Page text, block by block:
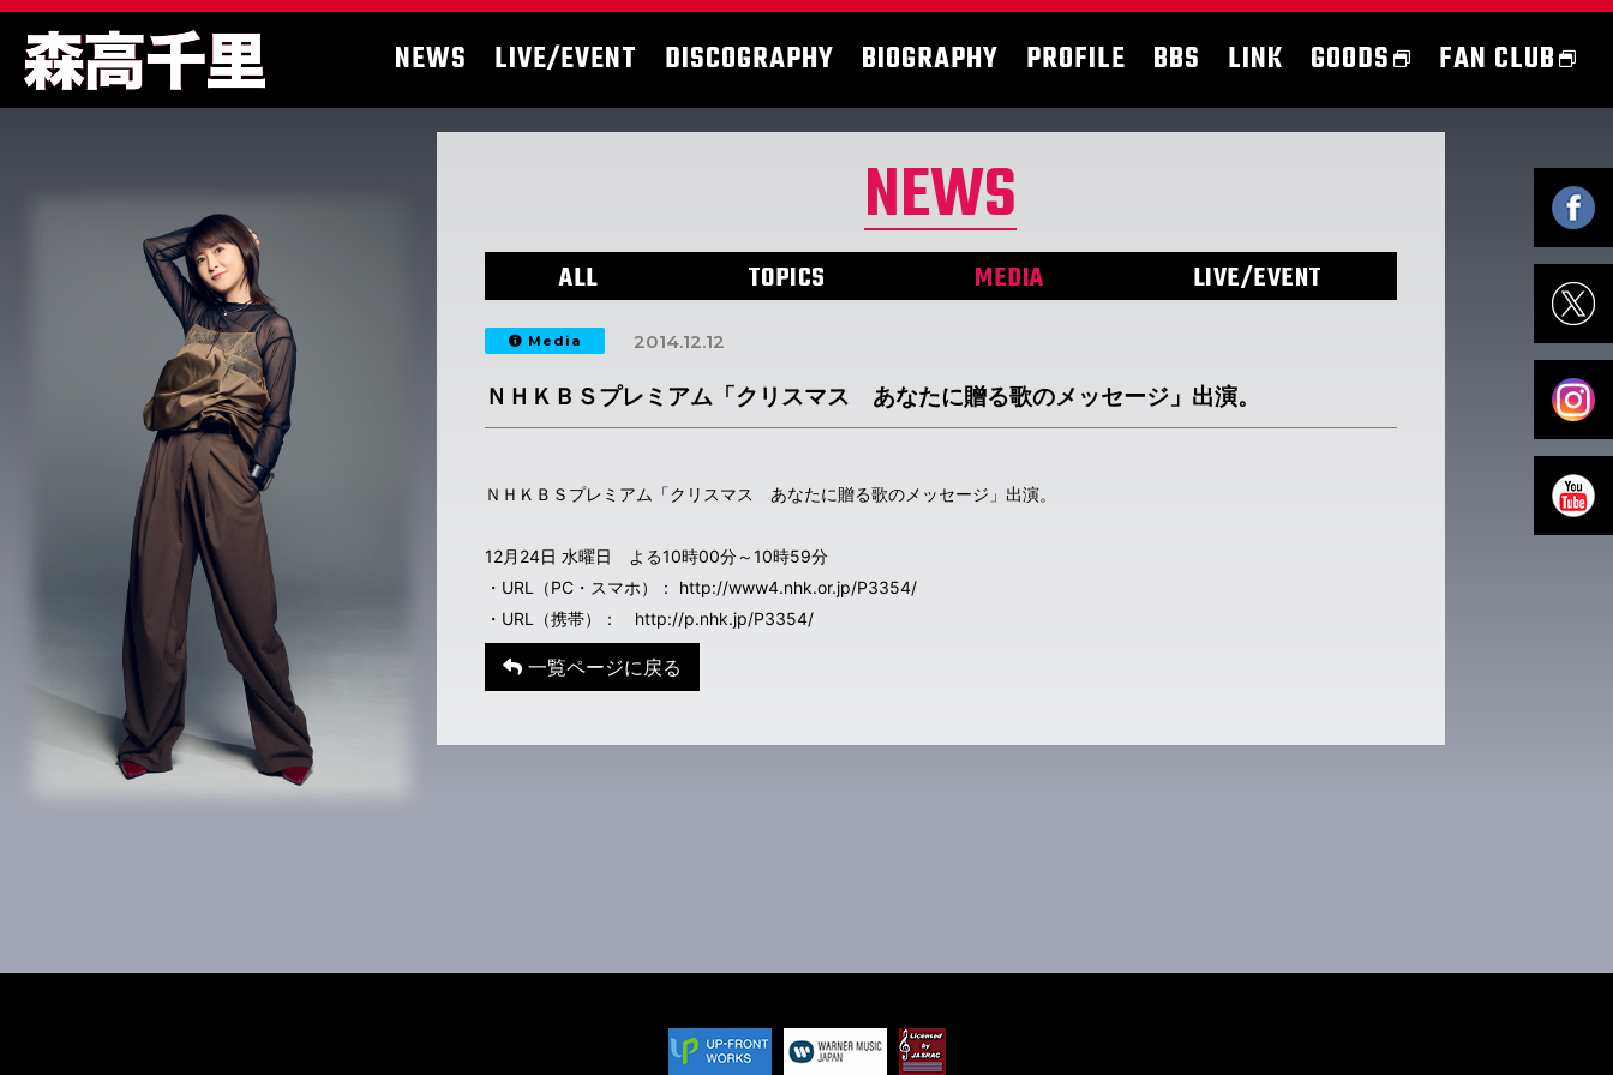
NEWS LIVE/EVENT DISCOGRAPHY BIOGRAPHY PROFILE BBS LINK GOODS FAN CLUB
NEWS
ALL TOPICS MEDIA LIVE/EVENT
Media 2014.12.12
ＮＨＫＢＳプレミアム「クリスマス あなたに贈る歌のメッセージ」出演。
ＮＨＫＢＳプレミアム「クリスマス あなたに贈る歌のメッセージ」出演。
12月24日 水曜日 よる10時00分～10時59分
・URL（PC・スマホ）： http://www4.nhk.or.jp/P3354/
・URL（携帯）： http://p.nhk.jp/P3354/
一覧ページに戻る